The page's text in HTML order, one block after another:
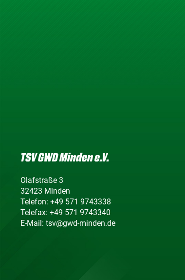
TSV GWD Minden e.V.
Olafstraße 3
32423 Minden
Telefon: +49 571 9743338
Telefax: +49 571 9743340
E-Mail: tsv@gwd-minden.de